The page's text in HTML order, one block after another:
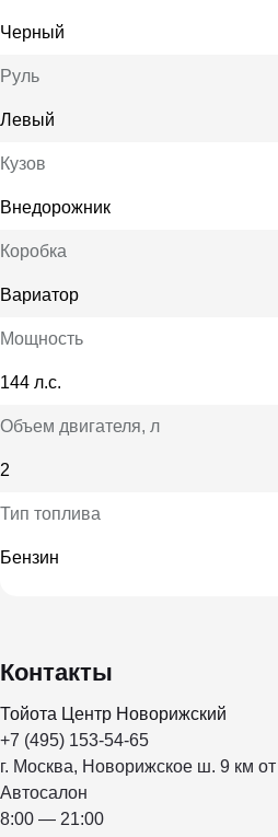
Черный
Руль
Левый
Кузов
Внедорожник
Коробка
Вариатор
Мощность
144 л.с.
Объем двигателя, л
2
Тип топлива
Бензин
Контакты
Тойота Центр Новорижский
+7 (495) 153-54-65
г. Москва, Новорижское ш. 9 км
Автосалон
8:00 — 21:00